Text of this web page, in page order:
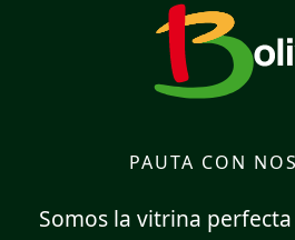
PAUTA CON
Somos la vitrina